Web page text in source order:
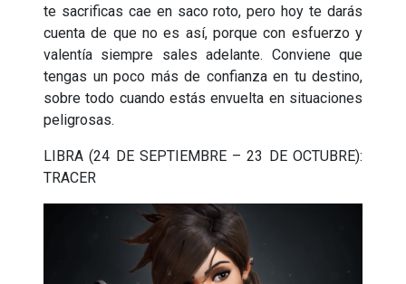
te sacrificas cae en saco roto, pero hoy te darás
cuenta de que no es así, porque con esfuerzo y
valentía siempre sales adelante. Conviene que
tengas un poco más de confianza en tu destino,
sobre todo cuando estás envuelta en situaciones
peligrosas.
LIBRA (24 DE SEPTIEMBRE – 23 DE OCTUBRE):
TRACER